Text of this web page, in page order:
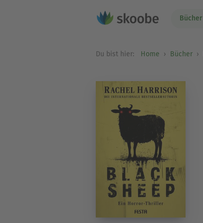
Bücher
Du bist hier: Home Bücher